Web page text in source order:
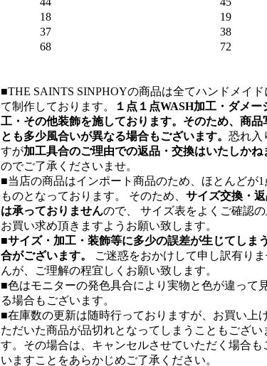
18 19
37 38
68 72
■THE SAINTS SINPHOYの商品は全てハンドメイド
て制作しております。
１点１点WASH加工・ダメー
工・その他装飾を施しております。そのため、商品
とも多少風合いが異なる場合もございます。 恐れ入
すが加工具合のご理由での返品・交換はいたしかね
のでご了承くださいませ。
■当店の商品はインポート商品のため、ほとんどが1
ものとなっております。 そのため、 サイズ交換・
は承っておりませんので、 サイズ表をよくご確認の
お買い求め頂きますようお願い致します。
■サイズ・加工・装飾等に多少の誤差が生じてしま
合がございます。
ご迷惑をおかけして申し訳有り
んが、ご理解の程宜しくお願い致します。
■色はモニターの発色具合により実物と色が違って
る場合もございます。
■在庫数の更新は随時行っておりますが、お買い上
ただいた商品が品切れとなってしまうこともござい
す。その場合は、キャンセルさせていただく場合も
いますことをあらかじめご了承ください。